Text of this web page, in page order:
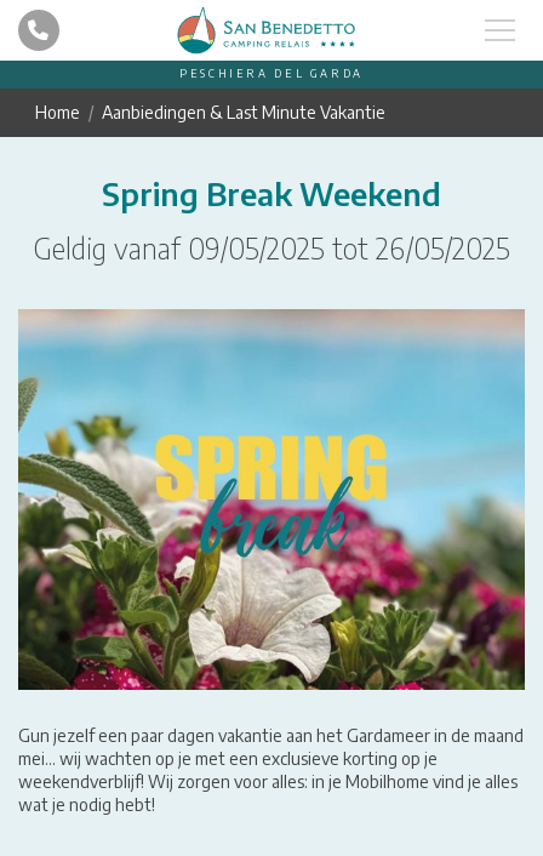
PESCHIERA DEL GARDA
Home Aanbiedingen & Last Minute Vakantie
Spring Break Weekend
Geldig vanaf 09/05/2025 tot 26/05/2025
Gun jezelf een paar dagen vakantie aan het Gardameer in de maand
mei... wij wachten op je met een exclusieve korting op je
weekendverblijf! Wij zorgen voor alles: in je Mobilhome vind je alles
wat je nodig hebt!